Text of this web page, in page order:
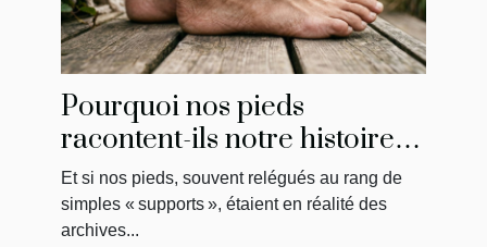
Pourquoi nos pieds
racontent-ils notre histoire
émotionnelle ?
Et si nos pieds, souvent relégués au rang de
simples « supports », étaient en réalité des
archives...